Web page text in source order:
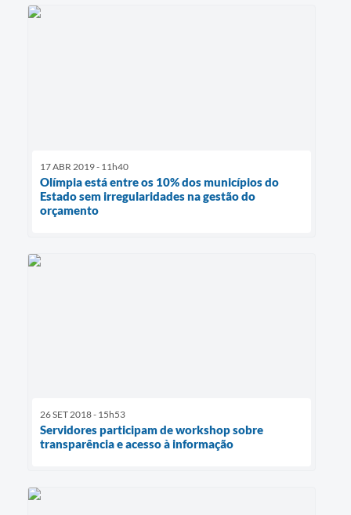
17 ABR 2019 - 11h40
Olímpia está entre os 10% dos municípios do
Estado sem irregularidades na gestão do
orçamento
26 SET 2018 - 15h53
Servidores participam de workshop sobre
transparência e acesso à informação